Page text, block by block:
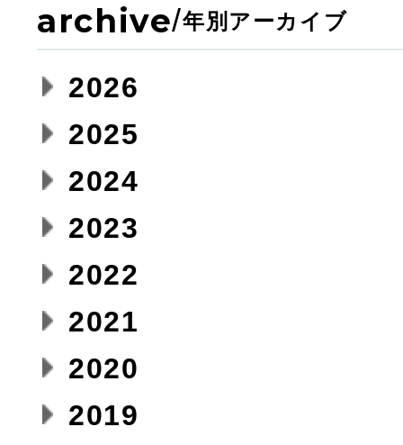
archive/年別アーカイブ
2026
2025
2024
2023
2022
2021
2020
2019